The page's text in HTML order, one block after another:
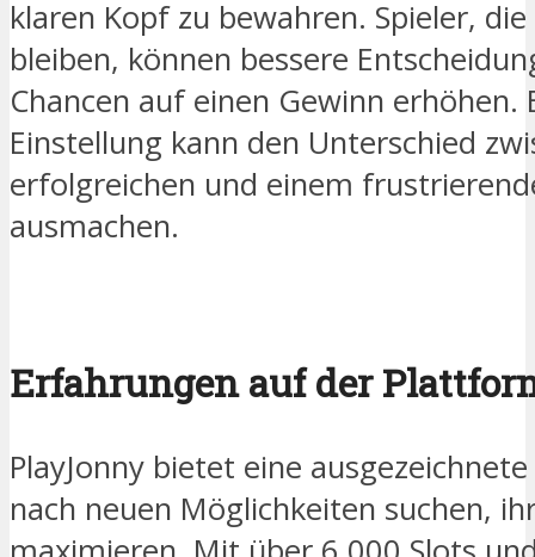
klaren Kopf zu bewahren. Spieler,
bleiben, können bessere
Chancen auf einen Gewinn
Einstellung kann den Unterschied
erfolgreichen und einem
ausmachen.
Erfahrungen auf der
PlayJonny bietet eine
nach neuen Möglichkeiten suchen,